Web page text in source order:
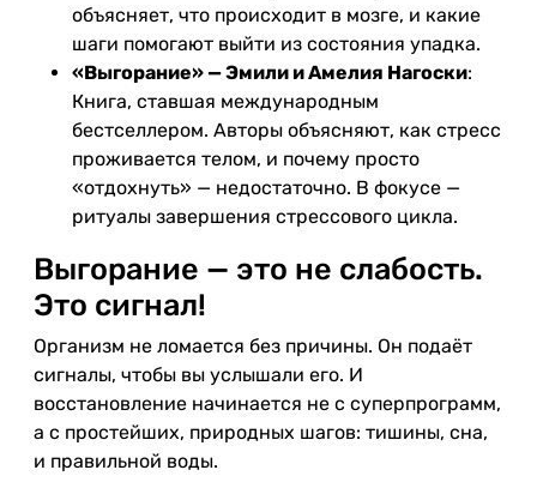
объясняет, что происходит в мозге, и какие
шаги помогают выйти из состояния упадка.
«Выгорание» — Эмили и Амелия Нагоски:
Книга, ставшая международным
бестселлером. Авторы объясняют, как стресс
проживается телом, и почему просто
«отдохнуть» — недостаточно. В фокусе —
ритуалы завершения стрессового цикла.
Выгорание — это не слабость.
Это сигнал!
Организм не ломается без причины. Он подаёт
сигналы, чтобы вы услышали его. И
восстановление начинается не с суперпрограмм,
а с простейших, природных шагов: тишины, сна,
и правильной воды.